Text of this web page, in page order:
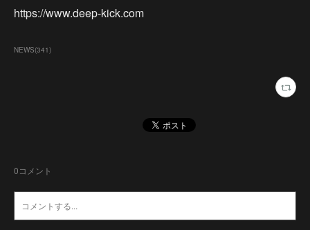
https://www.deep-kick.com
NEWS(341)
0コメント